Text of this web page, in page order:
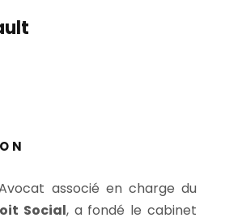
associé en charge du
Social, a fondé le cabinet